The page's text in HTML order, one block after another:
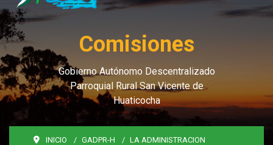
Comisiones
Gobierno Autónomo Descentralizado
Parroquial Rural San Vicente de
Huaticocha
INICIO GADPR-H
LA ADMINISTRACION